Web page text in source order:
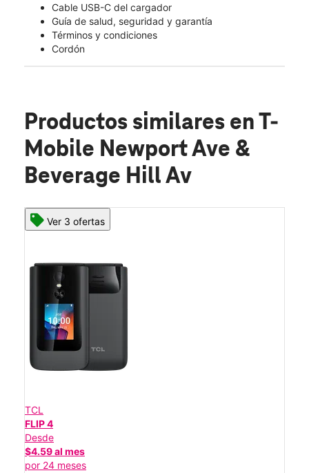
Cable USB-C del cargador
Guía de salud, seguridad y garantía
Términos y condiciones
Cordón
Productos similares en T-
Mobile Newport Ave &
Beverage Hill Av
Ver 3 ofertas
TCL
FLIP 4
Desde
$4.59 al mes
por 24 meses